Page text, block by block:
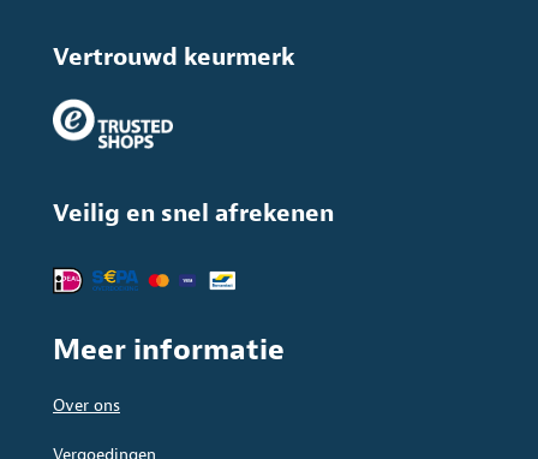
Vertrouwd keurmerk
Veilig en snel afrekenen
Meer informatie
Over ons